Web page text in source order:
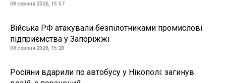
08 серпня 2026, 15:57
Війська РФ атакували безпілотниками промислові
підприємства у Запоріжжі
08 серпня 2026, 15:20
Росіяни вдарили по автобусу у Нікополі: загинув